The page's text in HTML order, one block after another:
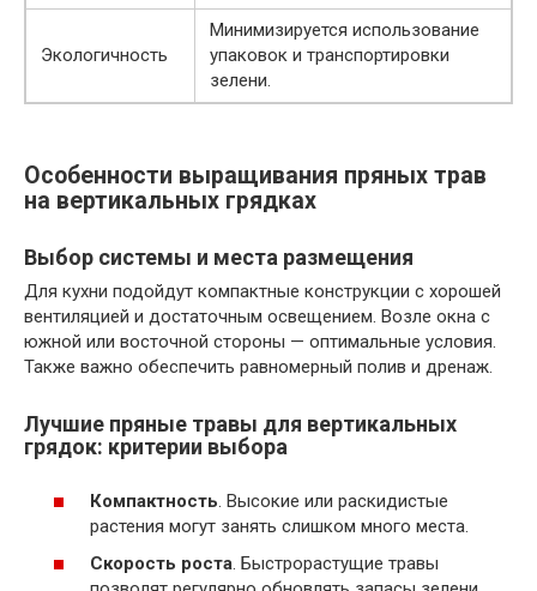
Экологичность
Минимизируется использование
упаковок и транспортировки
зелени.
Особенности выращивания пряных трав
на вертикальных грядках
Выбор системы и места размещения
Для кухни подойдут компактные конструкции с хорошей
вентиляцией и достаточным освещением. Возле окна с
южной или восточной стороны — оптимальные условия.
Также важно обеспечить равномерный полив и дренаж.
Лучшие пряные травы для вертикальных
грядок: критерии выбора
Компактность. Высокие или раскидистые
растения могут занять слишком много места.
Скорость роста. Быстрорастущие травы